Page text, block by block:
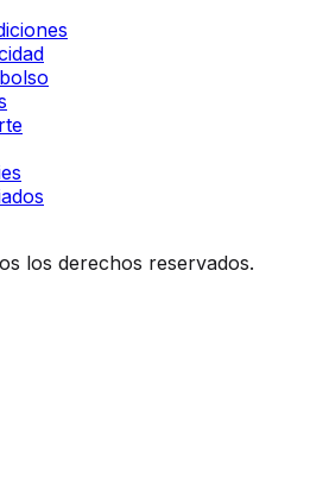
los derechos reservados.